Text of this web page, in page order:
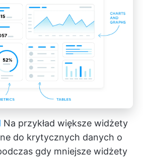
Na przykład większe widżety
do krytycznych danych o
gdy mniejsze widżety